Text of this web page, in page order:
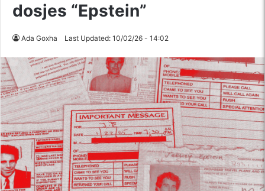
dosjes “Epstein”
Ada Goxha Last Updated: 10/02/26 - 14:02